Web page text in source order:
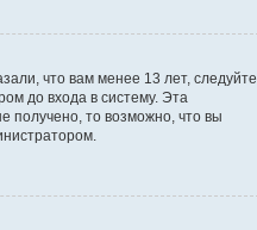
что вам менее 13 лет, следуйте
до входа в систему. Эта
получено, то возможно, что вы